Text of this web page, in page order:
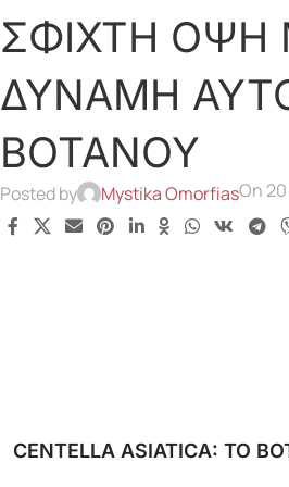
ΣΦΙΧΤΗ ΟΨΗ
ΔΥΝΑΜΗ
ΒΟΤΑΝΟΥ
Posted by Mystika OmorfiasOn 20
CENTELLA ASIATICA: ΤΟ